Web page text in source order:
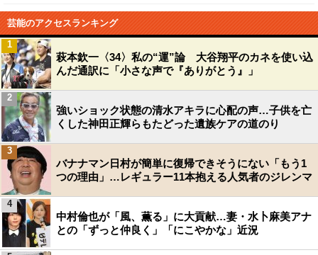
芸能のアクセスランキング
萩本欽一〈34〉私の“運”論 大谷翔平のカネを使い込
んだ通訳に「小さな声で『ありがとう』」
1
強いショック状態の清水アキラに心配の声…子供を亡
くした神田正輝らもたどった遺族ケアの道のり
2
バナナマン日村が簡単に復帰できそうにない「もう1
つの理由」…レギュラー11本抱える人気者のジレンマ
3
中村倫也が「風、薫る」に大貢献…妻・水卜麻美アナ
との「ずっと仲良く」「にこやかな」近況
4